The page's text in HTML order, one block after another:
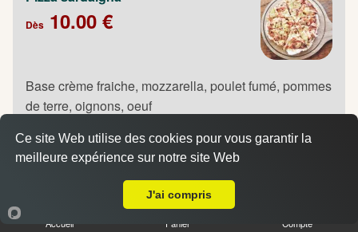
Dès 10.00 €
Base crème fraiche, mozzarella, poulet fumé, pommes
de terre, oignons, oeuf
10.00 €
Accueil Panier Compte
Ce site Web utilise des cookies pour vous garantir la
meilleure expérience sur notre site Web
J'ai compris